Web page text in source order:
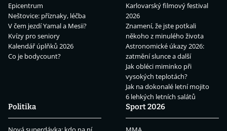
Epicentrum
Neštovice: příznaky, léčba
V čem jezdí Yamal a Mesii?
Kvízy pro seniory
Kalendář úplňků 2026
Co je bodycount?
Karlovarský filmový festival
2026
Znamení, že jste potkali
někoho z minulého života
Astronomické úkazy 2026:
zatmění slunce a další
Jak obléci miminko při
vysokých teplotách?
Jak na dokonalé letní mojito
6 lehkých letních salátů
Politika
Sport 2026